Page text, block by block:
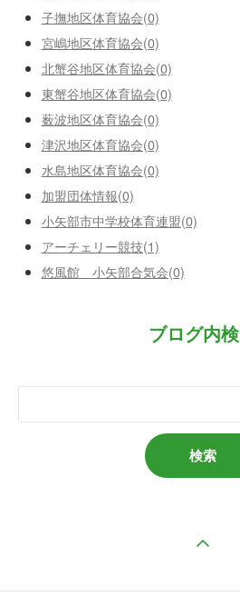
子撫地区体育協会(0)
宮嶋地区体育協会(0)
北蟹谷地区体育協会(0)
東蟹谷地区体育協会(0)
薮波地区体育協会(0)
津沢地区体育協会(0)
水島地区体育協会(0)
加盟団体情報(0)
小矢部市中学校体育連盟(0)
アーチェリー競技(1)
悠風館 小矢部合気会(0)
ブログ内